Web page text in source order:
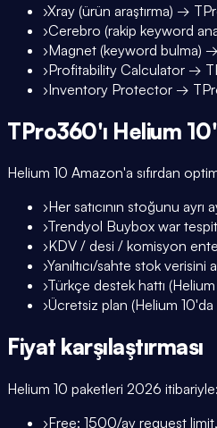
›Xray (ürün araştırma) →
›Cerebro (rakip keyword
›Magnet (keyword bulma)
›Profitability Calculator →
›Inventory Protector →
TPro360'ı Helium
Helium 10 Amazon'a sıfırdan
›Her satıcının stoğunu
›Trendyol Buybox war
›KDV / desi / komisyon
›Yanıltıcı/sahte stok
›Türkçe destek hattı
›Ücretsiz plan (Helium 10'da
Fiyat karşılaştırması
Helium 10 paketleri 2026 itibariyle:
›Free: 1500/ay request